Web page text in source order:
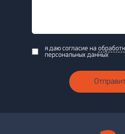
я даю согласие на
персональных данных